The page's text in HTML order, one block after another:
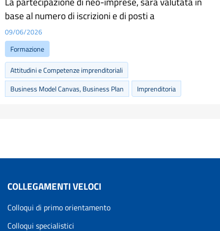
base al numero di iscrizioni e di posti a
09/06/2026
Formazione
Attitudini e Competenze imprenditoriali
Business Model Canvas, Business Plan
Imprenditoria
COLLEGAMENTI VELOCI
Colloqui di primo orientamento
Colloqui specialistici